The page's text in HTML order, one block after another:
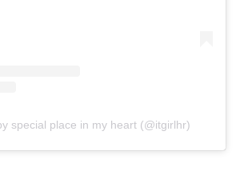
special place in my heart (@itgirlhr)